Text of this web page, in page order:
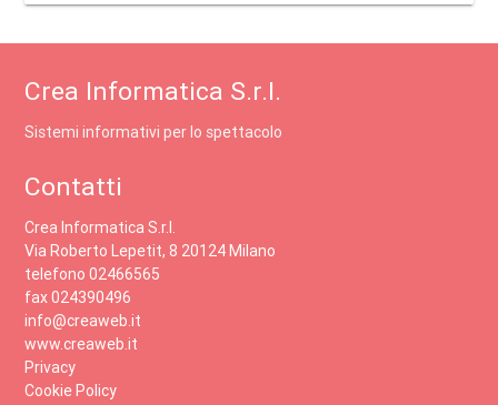
Crea Informatica S.r.l.
Sistemi informativi per lo spettacolo
Contatti
Crea Informatica S.r.l.
Via Roberto Lepetit, 8 20124 Milano
telefono 02466565
fax 024390496
info@creaweb.it
www.creaweb.it
Privacy
Cookie Policy